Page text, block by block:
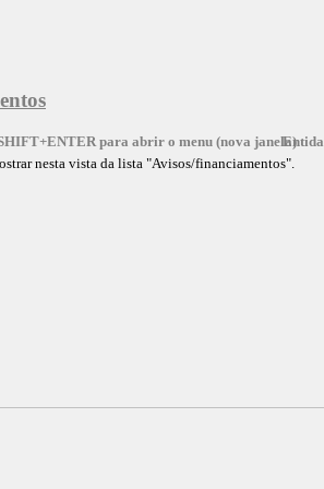
nesta vista da lista "Avisos/financiamentos".